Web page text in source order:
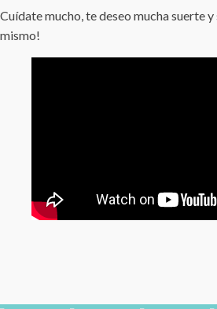
Cuídate mucho, te deseo mucha suerte
mismo!